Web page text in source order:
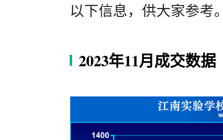
以下信息，供大家参考
2023年11月成交数据